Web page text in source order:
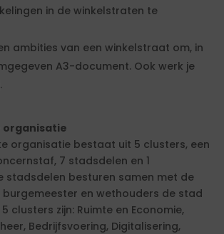
in de winkelstraten te
ambities van een winkelstraat om, in
A3-document. Ook werk je
organisatie
organisatie bestaat uit 5 clusters, een
7 stadsdelen en 1
stadsdelen besturen samen met de
en wethouders de stad
clusters zijn: Ruimte en Economie,
Bedrijfsvoering, Digitalisering,